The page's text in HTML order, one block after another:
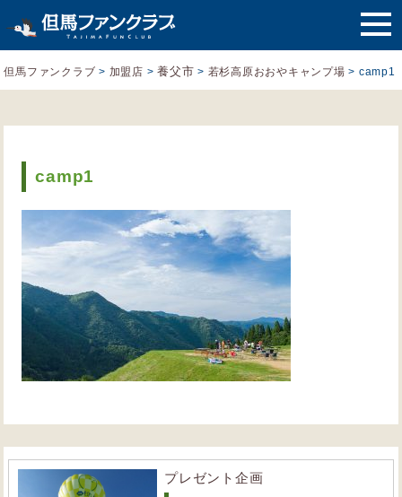
但馬ファンクラブ > 加盟店 >養父市 > 若杉高原おおやキャンプ場 > camp1
camp1
プレゼント企画